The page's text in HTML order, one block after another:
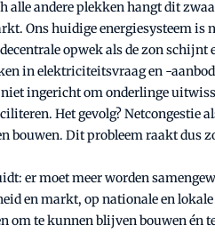
alle andere plekken hangt dit
Ons huidige energiesysteem
opwek als de zon
in elektriciteitsvraag en -
ingericht om onderlinge
Het gevolg? Netcongestie
bouwen. Dit probleem raakt dus
er moet meer worden
en markt, op nationale en
om te kunnen blijven bouwen én